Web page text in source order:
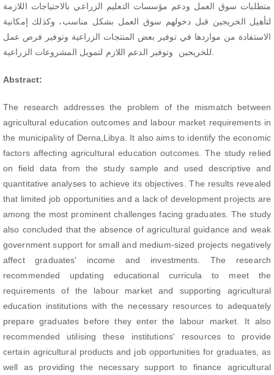
متطلبات سوق العمل ودعم مؤسسات التعليم الزراعي بالاحتياجات اللازمة
لتأهيل الخريجين قبل دخولهم سوق العمل بشكل مناسب، وكذلك إمكانية
الاستفادة من مواردها في توفير بعض المنتجات الزراعية وتوفير فرص عمل
Abstract:
The research addresses the problem of the mismatch between
agricultural education outcomes and labour market requirements in
the municipality of Derna,Libya. It also aims to identify the economic
factors affecting agricultural education outcomes. The study relied
on field data from the study sample and used descriptive and
quantitative analyses to achieve its objectives. The results revealed
that limited job opportunities and a lack of development projects are
among the most prominent challenges facing graduates. The study
also concluded that the absence of agricultural guidance and weak
government support for small and medium-sized projects negatively
affect graduates' income and investments. The research
recommended updating educational curricula to meet the
requirements of the labour market and supporting agricultural
education institutions with the necessary resources to adequately
prepare graduates before they enter the labour market. It also
recommended utilising these institutions' resources to provide
certain agricultural products and job opportunities for graduates, as
well as providing the necessary support to finance agricultural